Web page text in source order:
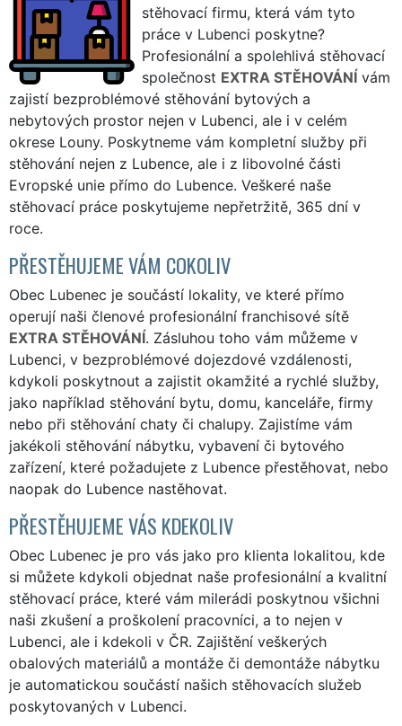
stěhovací firmu, která vám tyto
práce v Lubenci poskytne?
Profesionální a spolehlivá stěhovací
společnost EXTRA STĚHOVÁNÍ vám
zajistí bezproblémové stěhování bytových a
nebytových prostor nejen v Lubenci, ale i v celém
okrese Louny. Poskytneme vám kompletní služby při
stěhování nejen z Lubence, ale i z libovolné části
Evropské unie přímo do Lubence. Veškeré naše
stěhovací práce poskytujeme nepřetržitě, 365 dní v
roce.
PŘESTĚHUJEME VÁM COKOLIV
Obec Lubenec je součástí lokality, ve které přímo
operují naši členové profesionální franchisové sítě
EXTRA STĚHOVÁNÍ. Zásluhou toho vám můžeme v
Lubenci, v bezproblémové dojezdové vzdálenosti,
kdykoli poskytnout a zajistit okamžité a rychlé služby,
jako například stěhování bytu, domu, kanceláře, firmy
nebo při stěhování chaty či chalupy. Zajistíme vám
jakékoli stěhování nábytku, vybavení či bytového
zařízení, které požadujete z Lubence přestěhovat, nebo
naopak do Lubence nastěhovat.
PŘESTĚHUJEME VÁS KDEKOLIV
Obec Lubenec je pro vás jako pro klienta lokalitou, kde
si můžete kdykoli objednat naše profesionální a kvalitní
stěhovací práce, které vám milerádi poskytnou všichni
naši zkušení a proškolení pracovníci, a to nejen v
Lubenci, ale i kdekoli v ČR. Zajištění veškerých
obalových materiálů a montáže či demontáže nábytku
je automatickou součástí našich stěhovacích služeb
poskytovaných v Lubenci.